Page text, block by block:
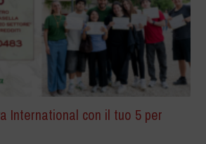
International con il tuo 5 per